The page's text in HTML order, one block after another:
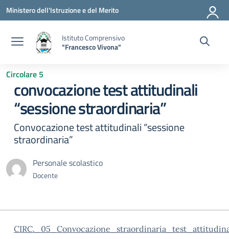
Vai ai contenuti
Vai al menu di navigazione
Vai al footer
Ministero dell'Istruzione e del Merito
Istituto Comprensivo
"Francesco Vivona"
Circolare 5
convocazione test attitudinali
“sessione straordinaria”
Convocazione test attitudinali “sessione
straordinaria”
Personale scolastico
Docente